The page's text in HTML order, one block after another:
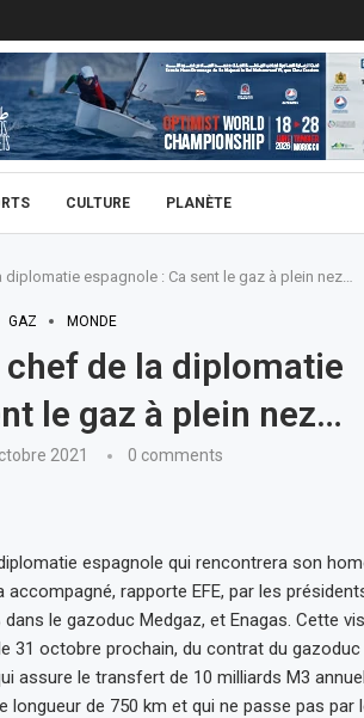
CULTURE PLANÈTE
diplomatie espagnole : Ca sent le gaz à plein nez…
GAZ MONDE
de la diplomatie
le gaz à plein nez…
2021 0 comments
espagnole qui rencontrera son
rapporte EFE, par les
le gazoduc Medgaz, et Enagas. Cette
31 octobre prochain, du contrat du gazoduc
assure le transfert de 10 milliards M3
longueur de 750 km et qui ne passe pas par